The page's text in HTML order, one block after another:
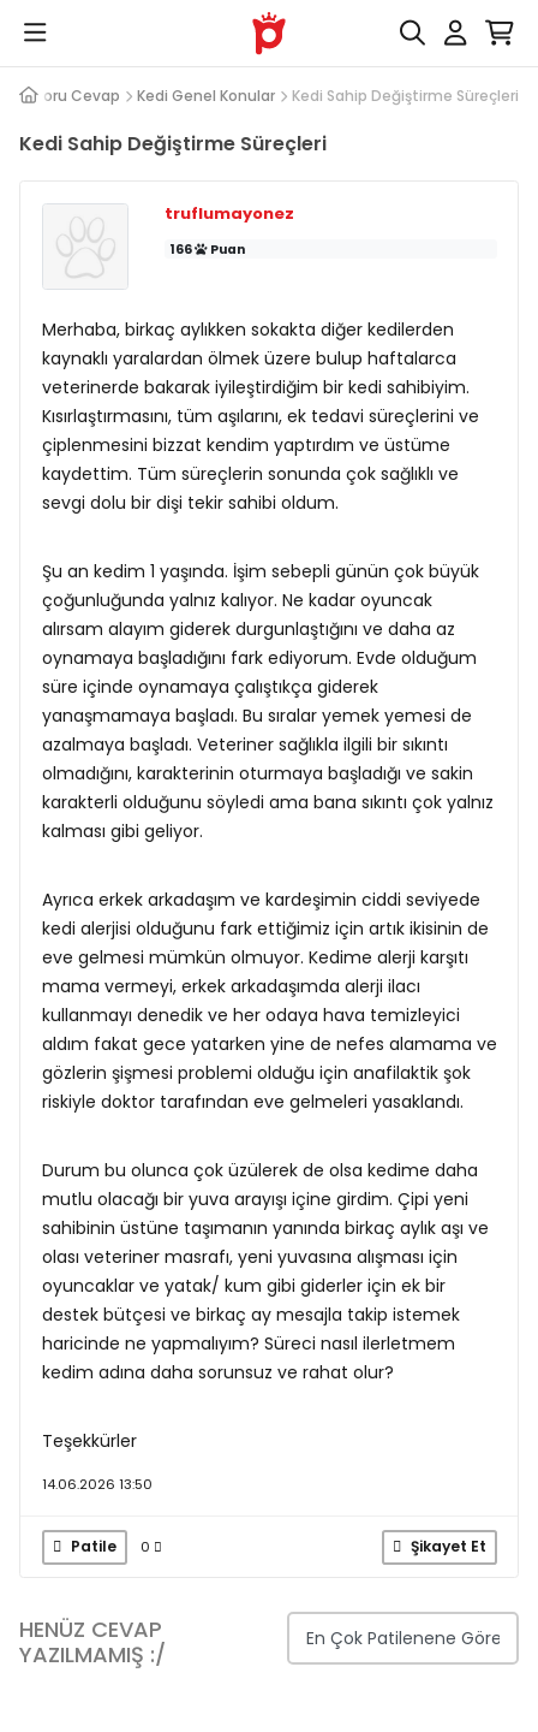
Soru Cevap Kedi Genel Konular Kedi Sahip Değiştirme Süreçleri
Kedi Sahip Değiştirme Süreçleri
truflumayonez
166 Puan
Merhaba, birkaç aylıkken sokakta diğer kedilerden
kaynaklı yaralardan ölmek üzere bulup haftalarca
veterinerde bakarak iyileştirdiğim bir kedi sahibiyim.
Kısırlaştırmasını, tüm aşılarını, ek tedavi süreçlerini ve
çiplenmesini bizzat kendim yaptırdım ve üstüme
kaydettim. Tüm süreçlerin sonunda çok sağlıklı ve
sevgi dolu bir dişi tekir sahibi oldum.
Şu an kedim 1 yaşında. İşim sebepli günün çok büyük
çoğunluğunda yalnız kalıyor. Ne kadar oyuncak
alırsam alayım giderek durgunlaştığını ve daha az
oynamaya başladığını fark ediyorum. Evde olduğum
süre içinde oynamaya çalıştıkça giderek
yanaşmamaya başladı. Bu sıralar yemek yemesi de
azalmaya başladı. Veteriner sağlıkla ilgili bir sıkıntı
olmadığını, karakterinin oturmaya başladığı ve sakin
karakterli olduğunu söyledi ama bana sıkıntı çok yalnız
kalması gibi geliyor.
Ayrıca erkek arkadaşım ve kardeşimin ciddi seviyede
kedi alerjisi olduğunu fark ettiğimiz için artık ikisinin de
eve gelmesi mümkün olmuyor. Kedime alerji karşıtı
mama vermeyi, erkek arkadaşımda alerji ilacı
kullanmayı denedik ve her odaya hava temizleyici
aldım fakat gece yatarken yine de nefes alamama ve
gözlerin şişmesi problemi olduğu için anafilaktik şok
riskiyle doktor tarafından eve gelmeleri yasaklandı.
Durum bu olunca çok üzülerek de olsa kedime daha
mutlu olacağı bir yuva arayışı içine girdim. Çipi yeni
sahibinin üstüne taşımanın yanında birkaç aylık aşı ve
olası veteriner masrafı, yeni yuvasına alışması için
oyuncaklar ve yatak/ kum gibi giderler için ek bir
destek bütçesi ve birkaç ay mesajla takip istemek
haricinde ne yapmalıyım? Süreci nasıl ilerletmem
kedim adına daha sorunsuz ve rahat olur?
Teşekkürler
14.06.2026 13:50
Patile 0 Şikayet Et
HENÜZ CEVAP
YAZILMAMIŞ :/